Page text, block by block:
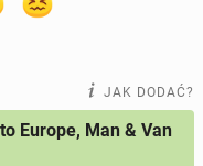
JAK DODAĆ?
Europe, Man & Van